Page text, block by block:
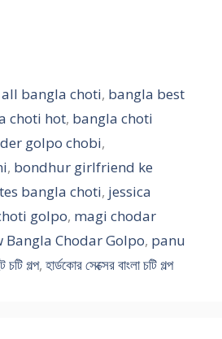
all bangla choti, bangla best
choti hot, bangla choti
golpo chobi,
, bondhur girlfriend ke
bangla choti, jessica
golpo, magi chodar
Bangla Chodar Golpo, panu
চটি গল্প, হার্ডকোর সেক্সের বাংলা চটি গল্প